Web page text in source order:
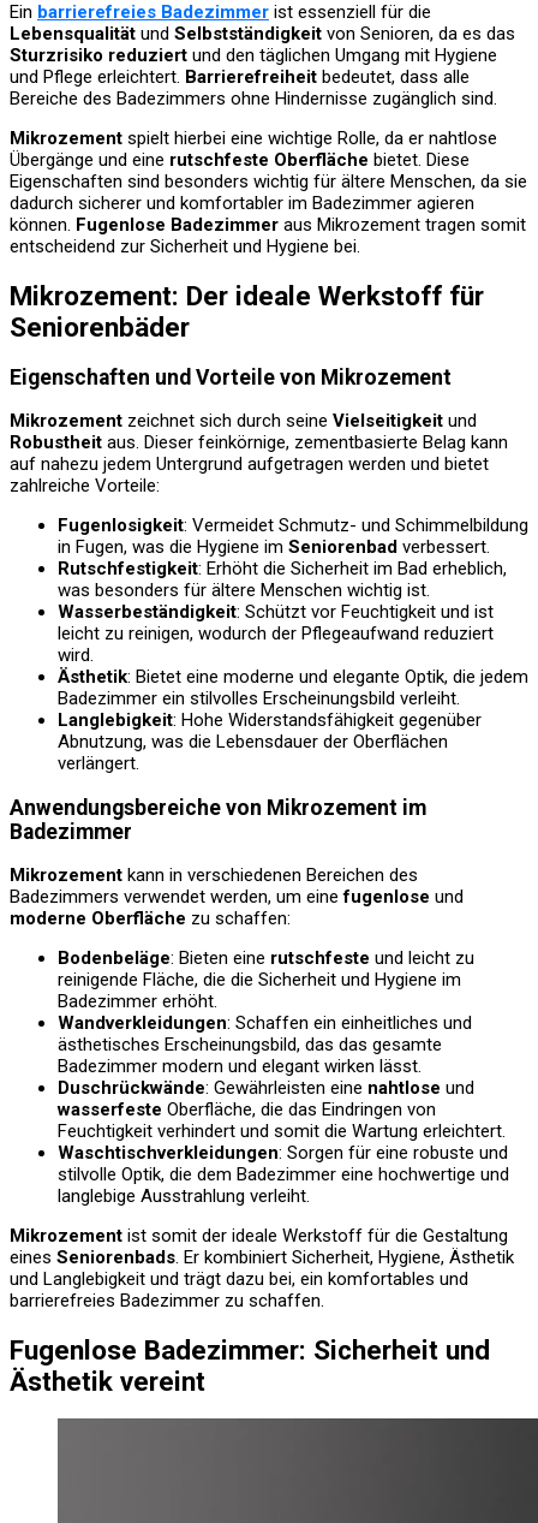
Ein barrierefreies Badezimmer ist essenziell für die
Lebensqualität und Selbstständigkeit von Senioren, da es das
Sturzrisiko reduziert und den täglichen Umgang mit Hygiene
und Pflege erleichtert. Barrierefreiheit bedeutet, dass alle
Bereiche des Badezimmers ohne Hindernisse zugänglich sind.
Mikrozement spielt hierbei eine wichtige Rolle, da er nahtlose
Übergänge und eine rutschfeste Oberfläche bietet. Diese
Eigenschaften sind besonders wichtig für ältere Menschen, da sie
dadurch sicherer und komfortabler im Badezimmer agieren
können. Fugenlose Badezimmer aus Mikrozement tragen somit
entscheidend zur Sicherheit und Hygiene bei.
Mikrozement: Der ideale Werkstoff für
Seniorenbäder
Eigenschaften und Vorteile von Mikrozement
Mikrozement zeichnet sich durch seine Vielseitigkeit und
Robustheit aus. Dieser feinkörnige, zementbasierte Belag kann
auf nahezu jedem Untergrund aufgetragen werden und bietet
zahlreiche Vorteile:
Fugenlosigkeit: Vermeidet Schmutz- und Schimmelbildung
in Fugen, was die Hygiene im Seniorenbad verbessert.
Rutschfestigkeit: Erhöht die Sicherheit im Bad erheblich,
was besonders für ältere Menschen wichtig ist.
Wasserbeständigkeit: Schützt vor Feuchtigkeit und ist
leicht zu reinigen, wodurch der Pflegeaufwand reduziert
wird.
Ästhetik: Bietet eine moderne und elegante Optik, die jedem
Badezimmer ein stilvolles Erscheinungsbild verleiht.
Langlebigkeit: Hohe Widerstandsfähigkeit gegenüber
Abnutzung, was die Lebensdauer der Oberflächen
verlängert.
Anwendungsbereiche von Mikrozement im
Badezimmer
Mikrozement kann in verschiedenen Bereichen des
Badezimmers verwendet werden, um einefugenlose und
moderne Oberfläche zu schaffen:
Bodenbeläge: Bieten eine rutschfeste und leicht zu
reinigende Fläche, die die Sicherheit und Hygiene im
Badezimmer erhöht.
Wandverkleidungen: Schaffen ein einheitliches und
ästhetisches Erscheinungsbild, das das gesamte
Badezimmer modern und elegant wirken lässt.
Duschrückwände: Gewährleisten eine nahtlose und
wasserfeste Oberfläche, die das Eindringen von
Feuchtigkeit verhindert und somit die Wartung erleichtert.
Waschtischverkleidungen: Sorgen für eine robuste und
stilvolle Optik, die dem Badezimmer eine hochwertige und
langlebige Ausstrahlung verleiht.
Mikrozement ist somit der ideale Werkstoff für die Gestaltung
eines Seniorenbads. Er kombiniert Sicherheit, Hygiene, Ästhetik
und Langlebigkeit und trägt dazu bei, ein komfortables und
barrierefreies Badezimmer zu schaffen.
Fugenlose Badezimmer: Sicherheit und
Ästhetik vereint